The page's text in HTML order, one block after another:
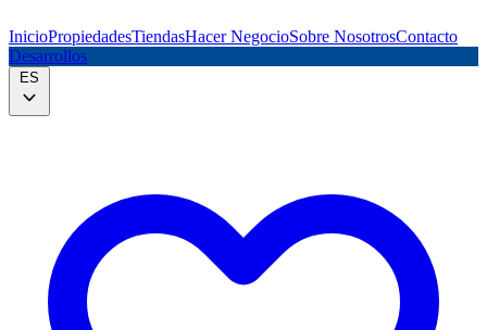
InicioPropiedadesTiendasHacer NegocioSobre NosotrosContacto
Desarrollos